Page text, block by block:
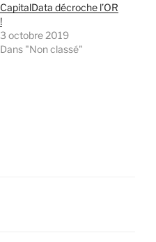
CapitalData décroche l’OR
!
3 octobre 2019
Dans "Non classé"